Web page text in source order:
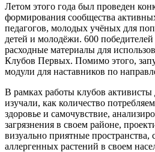
Летом этого года был проведен
формирования сообщества
педагогов, молодых учёных для
детей и молодёжи. 600
расходные материалы для
Клубов Первых. Помимо этого,
модули для наставников по
В рамках работы клубов
изучали, как количество
здоровье и самочувствие,
загрязнения в своем районе,
визуально приятные пространства,
аллергенных растений в своем